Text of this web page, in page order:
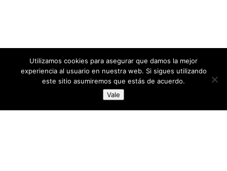
directoresdeseguridad.es
Diseñado por Centro Andaluz de Estudios y Entrenamiento
Utilizamos cookies para asegurar que damos la mejor
experiencia al usuario en nuestra web. Si sigues utilizando
este sitio asumiremos que estás de acuerdo.
Vale